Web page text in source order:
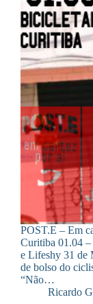
POST.E – Em
Curitiba 01.04 –
e Lifeshy 31 de
de bolso do
“Não…
Ricardo